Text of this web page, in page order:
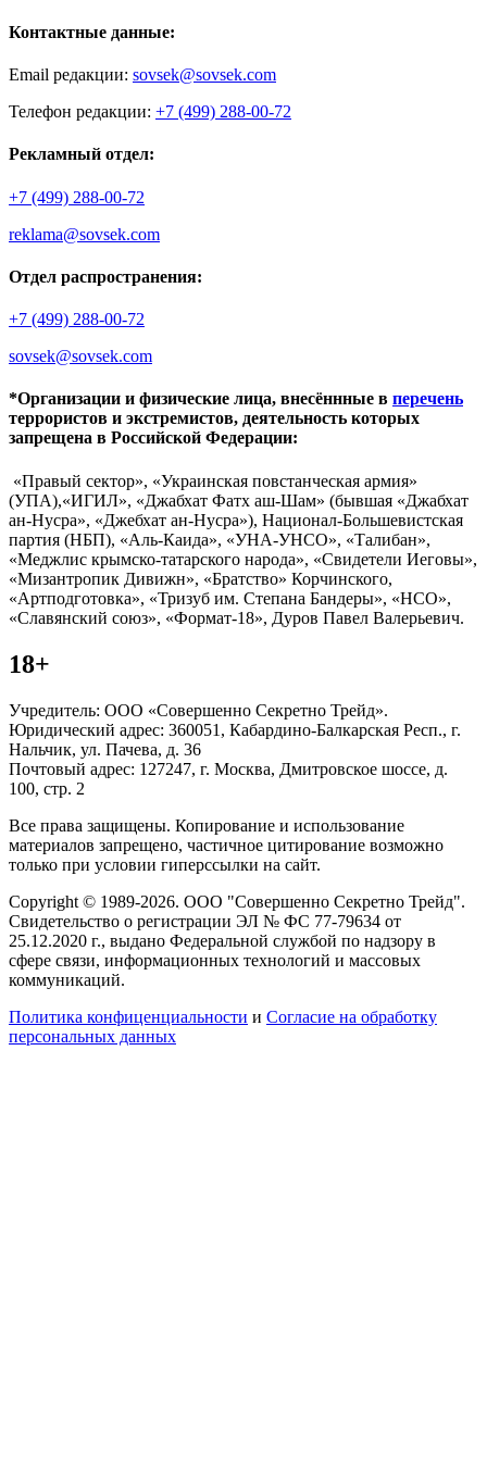
Контактные данные:
Email редакции: sovsek@sovsek.com
Телефон редакции: +7 (499) 288-00-72
Рекламный отдел:
+7 (499) 288-00-72
reklama@sovsek.com
Отдел распространения:
+7 (499) 288-00-72
sovsek@sovsek.com
*Организации и физические лица, внесённные в перечень
террористов и экстремистов, деятельность которых
запрещена в Российской Федерации:
«Правый сектор», «Украинская повстанческая армия»
(УПА),«ИГИЛ», «Джабхат Фатх аш-Шам» (бывшая «Джабхат
ан-Нусра», «Джебхат ан-Нусра»), Национал-Большевистская
партия (НБП), «Аль-Каида», «УНА-УНСО», «Талибан»,
«Меджлис крымско-татарского народа», «Свидетели Иеговы»,
«Мизантропик Дивижн», «Братство» Корчинского,
«Артподготовка», «Тризуб им. Степана Бандеры», «НСО»,
«Славянский союз», «Формат-18», Дуров Павел Валерьевич.
18+
Учредитель: ООО «Совершенно Секретно Трейд».
Юридический адрес: 360051, Кабардино-Балкарская Респ., г.
Нальчик, ул. Пачева, д. 36
Почтовый адрес: 127247, г. Москва, Дмитровское шоссе, д.
100, стр. 2
Все права защищены. Копирование и использование
материалов запрещено, частичное цитирование возможно
только при условии гиперссылки на сайт.
Copyright © 1989-2026. ООО "Совершенно Секретно Трейд".
Свидетельство о регистрации ЭЛ № ФС 77-79634 от
25.12.2020 г., выдано Федеральной службой по надзору в
сфере связи, информационных технологий и массовых
коммуникаций.
Политика конфиценциальности и Согласие на обработку
персональных данных